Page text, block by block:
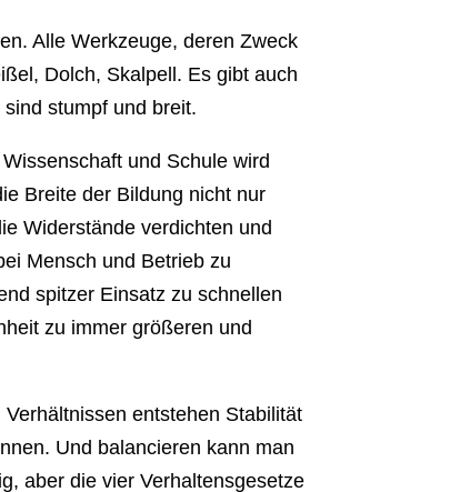
Alle Werkzeuge, deren Zweck
Dolch, Skalpell. Es gibt auch
stumpf und breit.
und Schule wird
Breite der Bildung nicht nur
Widerstände verdichten und
Mensch und Betrieb zu
spitzer Einsatz zu schnellen
zu immer größeren und
entstehen Stabilität
Und balancieren kann man
aber die vier Verhaltensgesetze